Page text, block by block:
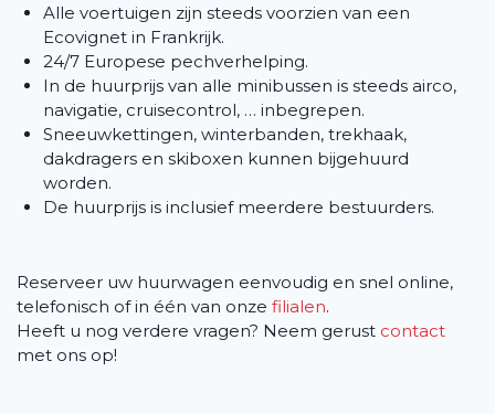
Alle voertuigen zijn steeds voorzien van een
Ecovignet in Frankrijk.
24/7 Europese pechverhelping.
In de huurprijs van alle minibussen is steeds airco,
navigatie, cruisecontrol, … inbegrepen.
Sneeuwkettingen, winterbanden, trekhaak,
dakdragers en skiboxen kunnen bijgehuurd
worden.
De huurprijs is inclusief meerdere bestuurders.
Reserveer uw huurwagen eenvoudig en snel online,
telefonisch of in één van onze filialen.
Heeft u nog verdere vragen? Neem gerust contact
met ons op!